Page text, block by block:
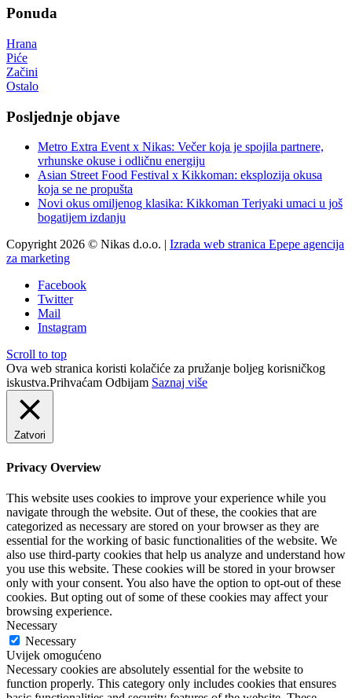
Ponuda
Hrana
Piće
Začini
Ostalo
Posljednje objave
Metro Extra Event x Nikas: Večer koja je spojila partnere,
vrhunske okuse i odličnu energiju
Asian Street Food Festival x Kikkoman: eksplozija okusa
koja se ne propušta
Novi okus omiljenog klasika: Kikkoman Teriyaki umaci u još
bogatijem izdanju
Copyright 2026 © Nikas d.o.o. | Izrada web stranica Epepe agencija
za marketing
Facebook
Twitter
Mail
Instagram
Scroll to top
Ova web stranica koristi kolačiće za pružanje boljeg korisničkog
iskustva.Prihvaćam Odbijam Saznaj više
Zatvori
Privacy Overview
This website uses cookies to improve your experience while you
navigate through the website. Out of these, the cookies that are
categorized as necessary are stored on your browser as they are
essential for the working of basic functionalities of the website. We
also use third-party cookies that help us analyze and understand how
you use this website. These cookies will be stored in your browser
only with your consent. You also have the option to opt-out of these
cookies. But opting out of some of these cookies may affect your
browsing experience.
Necessary
Necessary
Uvijek omogućeno
Necessary cookies are absolutely essential for the website to
function properly. This category only includes cookies that ensures